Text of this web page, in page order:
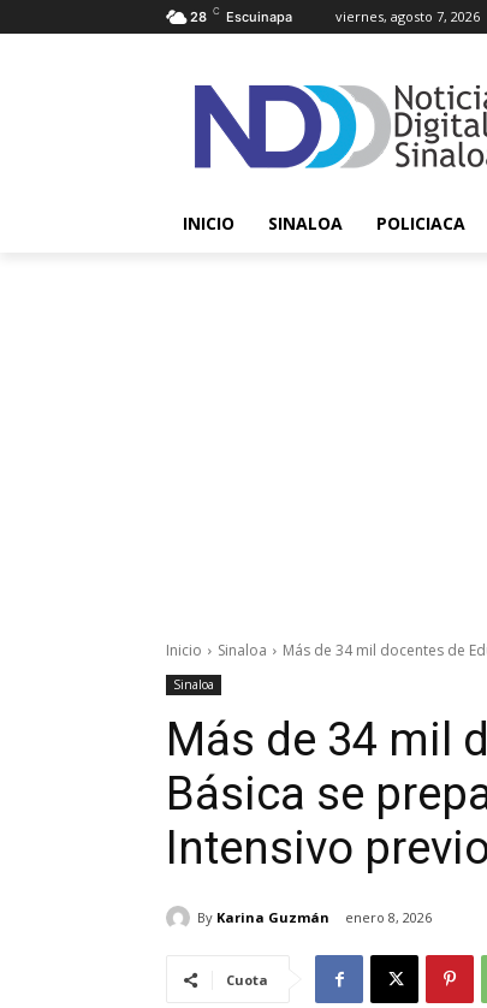
28 C Escuinapa viernes, agosto 7, 2026
INICIO SINALOA POLICIACA
Inicio Sinaloa Más de 34 mil docentes de
Sinaloa
Más de 34 mil
Básica se
Intensivo
By Karina Guzmán enero 8, 2026
Cuota